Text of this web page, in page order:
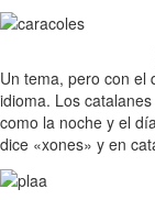
Un tema, pero con el
idioma. Los
como la noche y el
dice «xones» y en